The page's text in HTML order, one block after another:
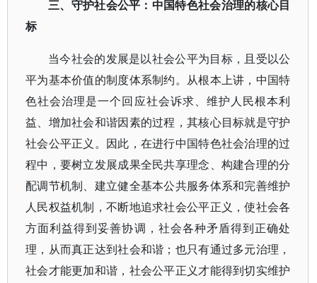
三、守护社会公平：中国特色社会治理的核心目
标
当今社会的发展是以社会公平为目标，且受以公
平为基本价值的制度体系制约。从根本上讲，中国特
色社会治理是一个回应社会诉求、维护人民根本利
益、增加社会和谐因素的过程，其核心目标就是守护
社会公平正义。因此，在进行中国特色社会治理的过
程中，要树立发展成果全民共享理念、构建合理的分
配调节机制、建立健全基本公共服务体系和完善维护
人民权益机制，不断地追求社会公平正义，使社会各
方面利益得到妥善协调，社会各种矛盾得到正确处
理，从而真正达到社会和谐；也只有通过多元治理，
社会才能更加和谐，社会公平正义才能得到切实维护